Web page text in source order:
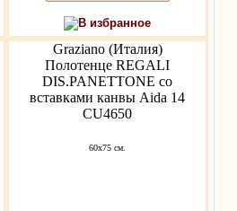
В избранное
Graziano (Италия)
Полотенце REGALI
DIS.PANETTONE со
вставками канвы Aida 14
CU4650
60x75 см.